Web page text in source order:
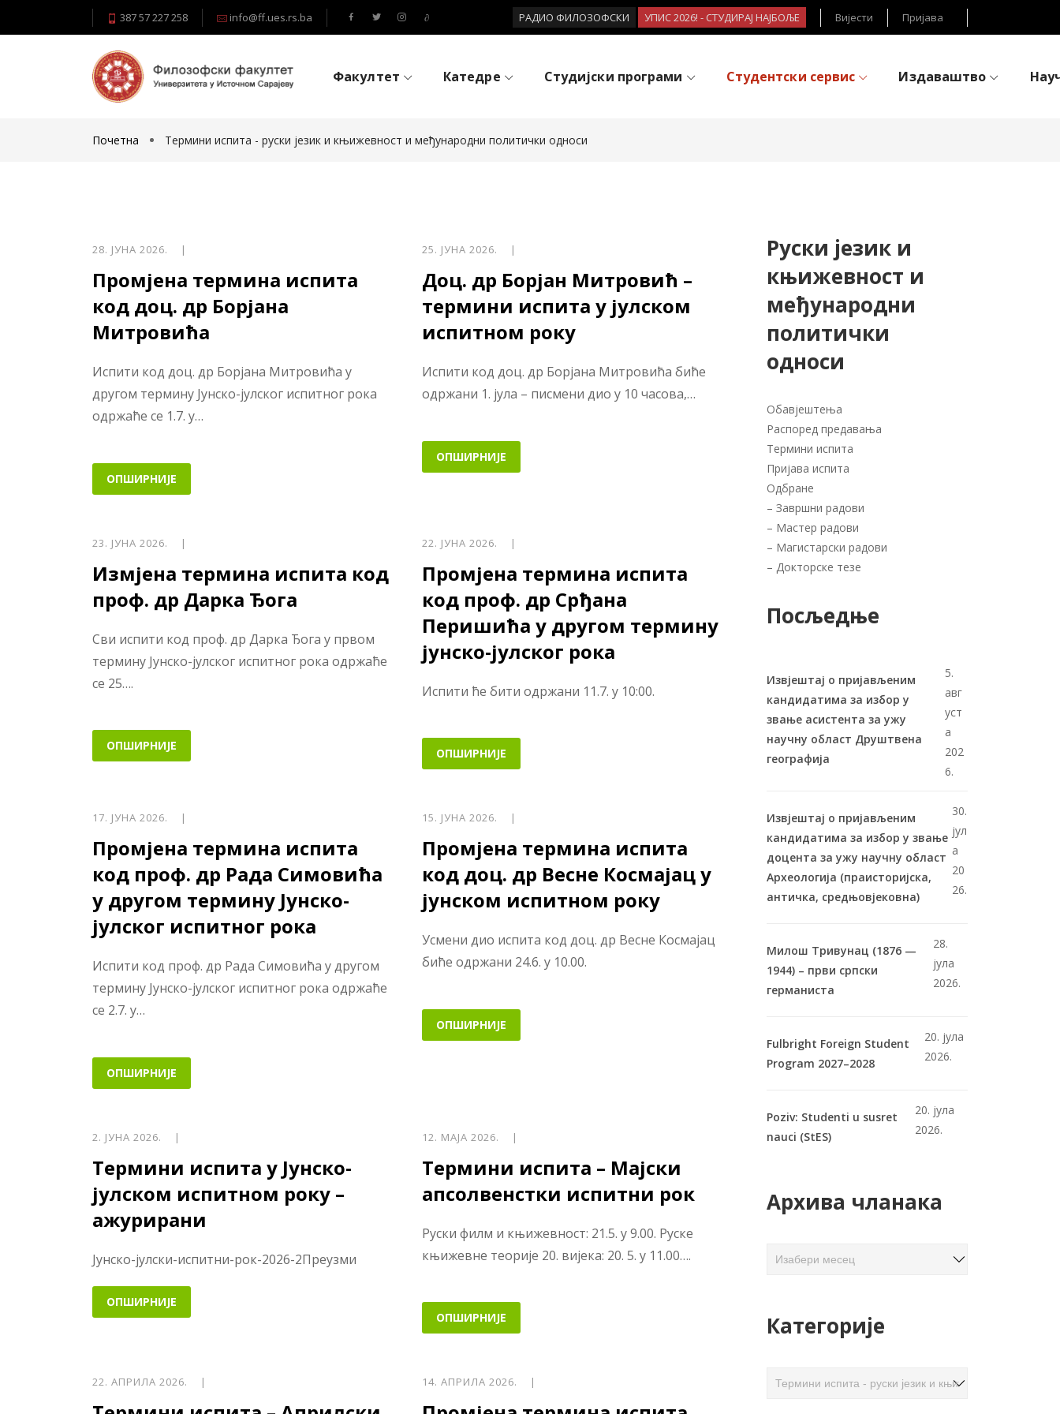
387 57 227 258 info@ff.ues.rs.ba РАДИО ФИЛОЗОФСКИ УПИС 2026! - СТУДИРАЈ НАЈБОЉЕ Вијести Пријава
Факултет Катедре Студијски програми Студентски сервис Издаваштво
Почетна Термини испита - руски језик и књижевност и међународни политички односи
28. ЈУНА 2026. |
Промјена термина испита
код доц. др Борјана
Митровића
Испити код доц. др Борјана Митровића у
другом термину Јунско-јулског испитног рока
одржаће се 1.7. у…
ОПШИРНИЈЕ
25. ЈУНА 2026. |
Доц. др Борјан Митровић –
термини испита у јулском
испитном року
Испити код доц. др Борјана Митровића биће
одржани 1. јула – писмени дио у 10 часова,…
ОПШИРНИЈЕ
23. ЈУНА 2026. |
Измјена термина испита код
проф. др Дарка Ђога
Сви испити код проф. др Дарка Ђога у првом
термину Јунско-јулског испитног рока одржаће
се 25….
ОПШИРНИЈЕ
22. ЈУНА 2026. |
Промјена термина испита
код проф. др Срђана
Перишића у другом термину
јунско-јулског рока
Испити ће бити одржани 11.7. у 10:00.
ОПШИРНИЈЕ
17. ЈУНА 2026. |
Промјена термина испита
код проф. др Рада Симовића
у другом термину Јунско-
јулског испитног рока
Испити код проф. др Рада Симовића у другом
термину Јунско-јулског испитног рока одржаће
се 2.7. у…
ОПШИРНИЈЕ
15. ЈУНА 2026. |
Промјена термина испита
код доц. др Весне Космајац у
јунском испитном року
Усмени дио испита код доц. др Весне Космајац
биће одржани 24.6. у 10.00.
ОПШИРНИЈЕ
2. ЈУНА 2026. |
Термини испита у Јунско-
јулском испитном року –
ажурирани
Јунско-јулски-испитни-рок-2026-2Преузми
ОПШИРНИЈЕ
12. МАЈА 2026. |
Термини испита – Мајски
апсолвенстки испитни рок
Руски филм и књижевност: 21.5. у 9.00. Руске
књижевне теорије 20. вијека: 20. 5. у 11.00….
ОПШИРНИЈЕ
22. АПРИЛА 2026. | 14. АПРИЛА 2026. |
Руски језик и
књижевност и
међународни
политички
односи
Обавјештења
Распоред предавања
Термини испита
Пријава испита
Одбране
– Завршни радови
– Мастер радови
– Магистарски радови
– Докторске тезе
Посљедње
Извјештај о пријављеним
кандидатима за избор у
звање асистента за ужу
научну област Друштвена
географија
5.
авг
уст
а
202
6.
Извјештај о пријављеним
кандидатима за избор у звање
доцента за ужу научну област
Археологија (праисторијска,
античка, средњовјековна)
30.
јул
а
20
26.
Милош Тривунац (1876 —
1944) – први српски
германиста
28.
јула
2026.
Fulbright Foreign Student
Program 2027–2028
20. јула
2026.
Poziv: Studenti u susret
nauci (StES)
20. јула
2026.
Архива чланака
в
Категорије